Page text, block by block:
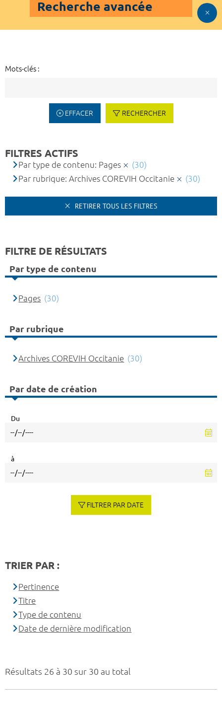
Recherche avancée
Mots-clés :
EFFACER RECHERCHER
Résultats 26 à 30 sur 30 au total
FILTRES ACTIFS
Par type de contenu: Pages
(30)
Par rubrique: Archives COREVIH Occitanie
(30)
RETIRER TOUS LES FILTRES
FILTRE DE RÉSULTATS
Par type de contenu
Pages (30)
Par rubrique
Archives COREVIH Occitanie (30)
Par date de création
Du
à
FILTRER PAR DATE
TRIER PAR :
Pertinence
Titre
Type de contenu
Date de dernière modification